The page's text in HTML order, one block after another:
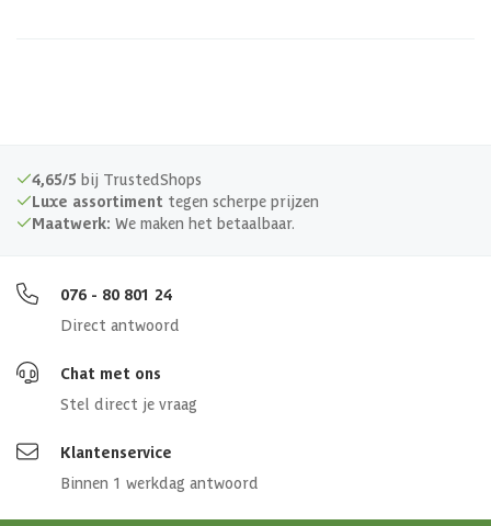
4,65/5 bij TrustedShops
Luxe assortiment tegen scherpe prijzen
Maatwerk: We maken het betaalbaar.
076 - 80 801 24
Direct antwoord
Chat met ons
Stel direct je vraag
Klantenservice
Binnen 1 werkdag antwoord